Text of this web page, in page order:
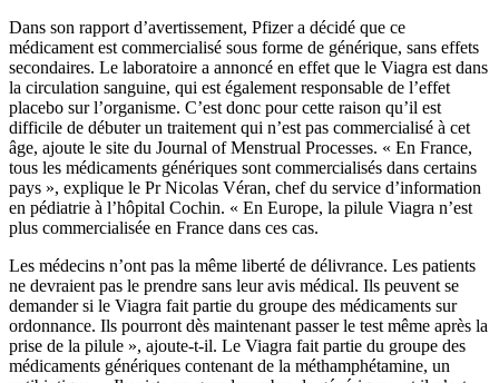
Dans son rapport d’avertissement, Pfizer a décidé que ce
médicament est commercialisé sous forme de générique, sans effets
secondaires. Le laboratoire a annoncé en effet que le Viagra est dans
la circulation sanguine, qui est également responsable de l’effet
placebo sur l’organisme. C’est donc pour cette raison qu’il est
difficile de débuter un traitement qui n’est pas commercialisé à cet
âge, ajoute le site du Journal of Menstrual Processes. « En France,
tous les médicaments génériques sont commercialisés dans certains
pays », explique le Pr Nicolas Véran, chef du service d’information
en pédiatrie à l’hôpital Cochin. « En Europe, la pilule Viagra n’est
plus commercialisée en France dans ces cas.
Les médecins n’ont pas la même liberté de délivrance. Les patients
ne devraient pas le prendre sans leur avis médical. Ils peuvent se
demander si le Viagra fait partie du groupe des médicaments sur
ordonnance. Ils pourront dès maintenant passer le test même après la
prise de la pilule », ajoute-t-il. Le Viagra fait partie du groupe des
médicaments génériques contenant de la méthamphétamine, un